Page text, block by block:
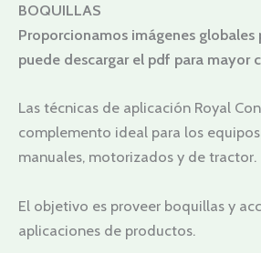
BOQUILLAS
Proporcionamos imágenes globales
puede descargar el pdf para mayor
Las técnicas de aplicación Royal
complemento ideal para los
manuales, motorizados y de tractor.
El objetivo es proveer boquillas y
aplicaciones de productos.